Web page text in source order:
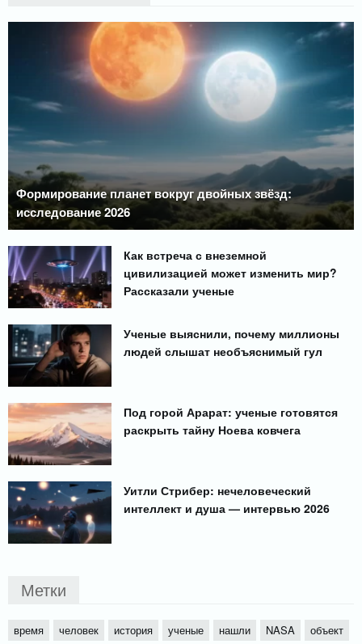
Формирование планет вокруг двойных звёзд:
исследование 2026
Как встреча с внеземной
цивилизацией может изменить мир?
Рассказали ученые
Ученые выяснили, почему миллионы
людей слышат необъяснимый гул
Под горой Арарат: ученые готовятся
раскрыть тайну Ноева ковчега
Уитли Стрибер: нечеловеческий
интеллект и душа — интервью 2026
Метки
время человек история ученые нашли NASA объект